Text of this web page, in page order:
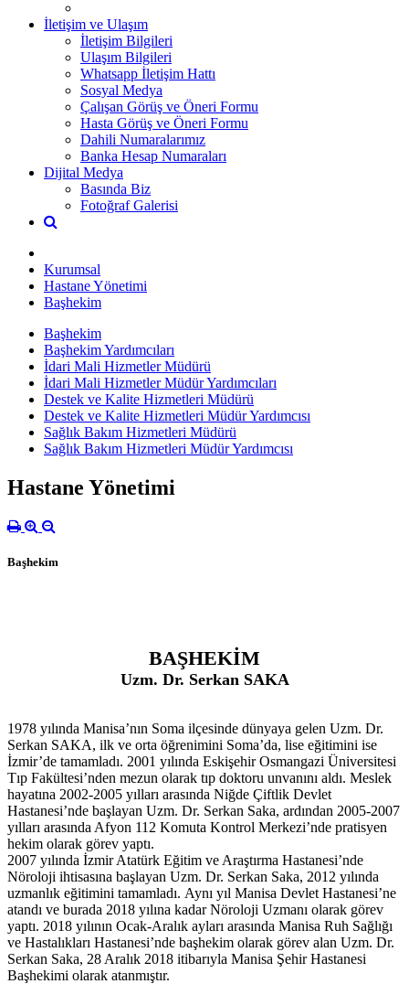
İletişim ve Ulaşım
İletişim Bilgileri
Ulaşım Bilgileri
Whatsapp İletişim Hattı
Sosyal Medya
Çalışan Görüş ve Öneri Formu
Hasta Görüş ve Öneri Formu
Dahili Numaralarımız
Banka Hesap Numaraları
Dijital Medya
Basında Biz
Fotoğraf Galerisi
Kurumsal
Hastane Yönetimi
Başhekim
Başhekim
Başhekim Yardımcıları
İdari Mali Hizmetler Müdürü
İdari Mali Hizmetler Müdür Yardımcıları
Destek ve Kalite Hizmetleri Müdürü
Destek ve Kalite Hizmetleri Müdür Yardımcısı
Sağlık Bakım Hizmetleri Müdürü
Sağlık Bakım Hizmetleri Müdür Yardımcısı
Hastane Yönetimi
Başhekim
BAŞHEKİM
Uzm. Dr. Serkan SAKA
1978 yılında Manisa’nın Soma ilçesinde dünyaya gelen Uzm. Dr.
Serkan SAKA, ilk ve orta öğrenimini Soma’da, lise eğitimini ise
İzmir’de tamamladı. 2001 yılında Eskişehir Osmangazi Üniversitesi
Tıp Fakültesi’nden mezun olarak tıp doktoru unvanını aldı. Meslek
hayatına 2002-2005 yılları arasında Niğde Çiftlik Devlet
Hastanesi’nde başlayan Uzm. Dr. Serkan Saka, ardından 2005-2007
yılları arasında Afyon 112 Komuta Kontrol Merkezi’nde pratisyen
hekim olarak görev yaptı.
2007 yılında İzmir Atatürk Eğitim ve Araştırma Hastanesi’nde
Nöroloji ihtisasına başlayan Uzm. Dr. Serkan Saka, 2012 yılında
uzmanlık eğitimini tamamladı. Aynı yıl Manisa Devlet Hastanesi’ne
atandı ve burada 2018 yılına kadar Nöroloji Uzmanı olarak görev
yaptı. 2018 yılının Ocak-Aralık ayları arasında Manisa Ruh Sağlığı
ve Hastalıkları Hastanesi’nde başhekim olarak görev alan Uzm. Dr.
Serkan Saka, 28 Aralık 2018 itibarıyla Manisa Şehir Hastanesi
Başhekimi olarak atanmıştır.